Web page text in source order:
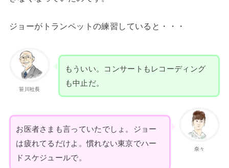
ジョーがトランペットの練習していると・・・
笹川社長
もういい。コンサートもレコーディング
も中止だ。
奈々
お医者さまも言っていたでしょ。ジョー
は疲れてるだけよ。慣れない東京でハー
ドスケジュールで。